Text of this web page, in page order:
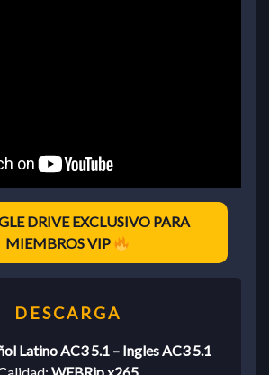
DRIVE EXCLUSIVO PARA
MIEMBROS VIP
Latino AC3 5.1 – Ingles AC3 5.1